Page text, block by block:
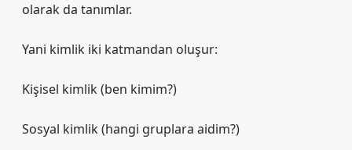
olarak da tanımlar.
Yani kimlik iki katmandan oluşur:
Kişisel kimlik (ben kimim?)
Sosyal kimlik (hangi gruplara aidim?)